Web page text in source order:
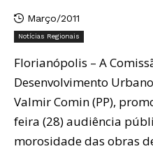
Março/2011
Notícias Regionais
Florianópolis – A
Desenvolvimento
Valmir Comin (PP),
feira (28) audiência
morosidade das obras